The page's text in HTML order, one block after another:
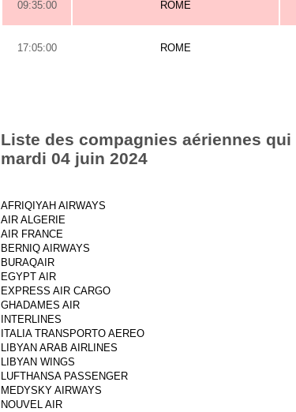
09:35:00 ROME
17:05:00 ROME
Liste des compagnies aériennes
mardi 04 juin 2024
AFRIQIYAH AIRWAYS
AIR ALGERIE
AIR FRANCE
BERNIQ AIRWAYS
BURAQAIR
EGYPT AIR
EXPRESS AIR CARGO
GHADAMES AIR
INTERLINES
ITALIA TRANSPORTO AEREO
LIBYAN ARAB AIRLINES
LIBYAN WINGS
LUFTHANSA PASSENGER
MEDYSKY AIRWAYS
NOUVEL AIR